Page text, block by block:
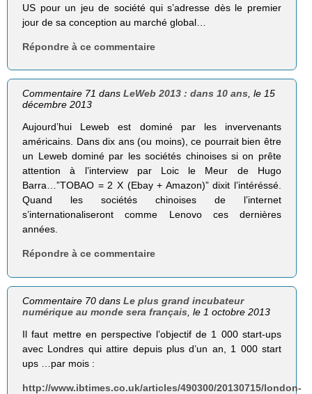
US pour un jeu de société qui s’adresse dès le premier
jour de sa conception au marché global…
Répondre à ce commentaire
Commentaire 71 dansLeWeb 2013 : dans 10 ans, le 15
décembre 2013
Aujourd’hui Leweb est dominé par les invervenants
américains. Dans dix ans (ou moins), ce pourrait bien être
un Leweb dominé par les sociétés chinoises si on prête
attention à l’interview par Loic le Meur de Hugo
Barra…”TOBAO = 2 X (Ebay + Amazon)” dixit l’intéréssé.
Quand les sociétés chinoises de l’internet
s’internationaliseront comme Lenovo ces dernières
années.
Répondre à ce commentaire
Commentaire 70 dansLe plus grand incubateur
numérique au monde sera français , le 1 octobre 2013
Il faut mettre en perspective l’objectif de 1 000 start-ups
avec Londres qui attire depuis plus d’un an, 1 000 start
ups …par mois :
http://www.ibtimes.co.uk/articles/490300/20130715/london-